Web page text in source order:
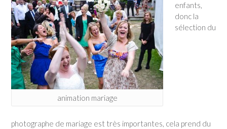
animation mariage
enfants,
donc la
sélection du
photographe de mariage est très importantes, cela prend du